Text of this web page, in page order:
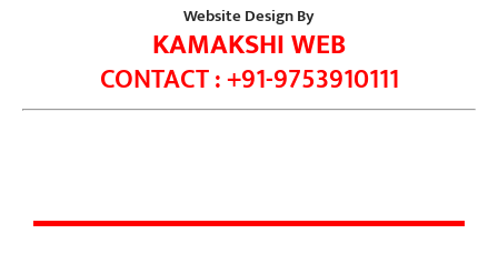
Website Design By
KAMAKSHI WEB
CONTACT : +91-9753910111